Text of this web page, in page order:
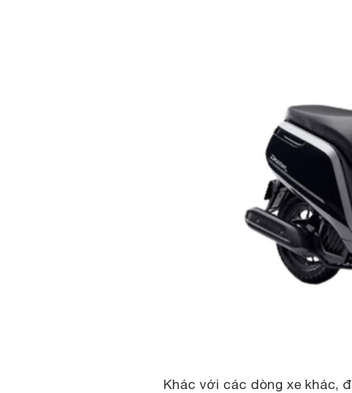
Khác với các dòng xe khác,